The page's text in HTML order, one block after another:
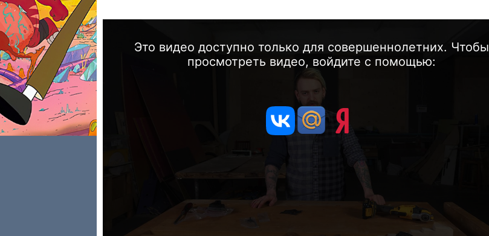
Это видео доступно только для совершеннолетних. Чтобы
просмотреть видео, войдите с помощью: